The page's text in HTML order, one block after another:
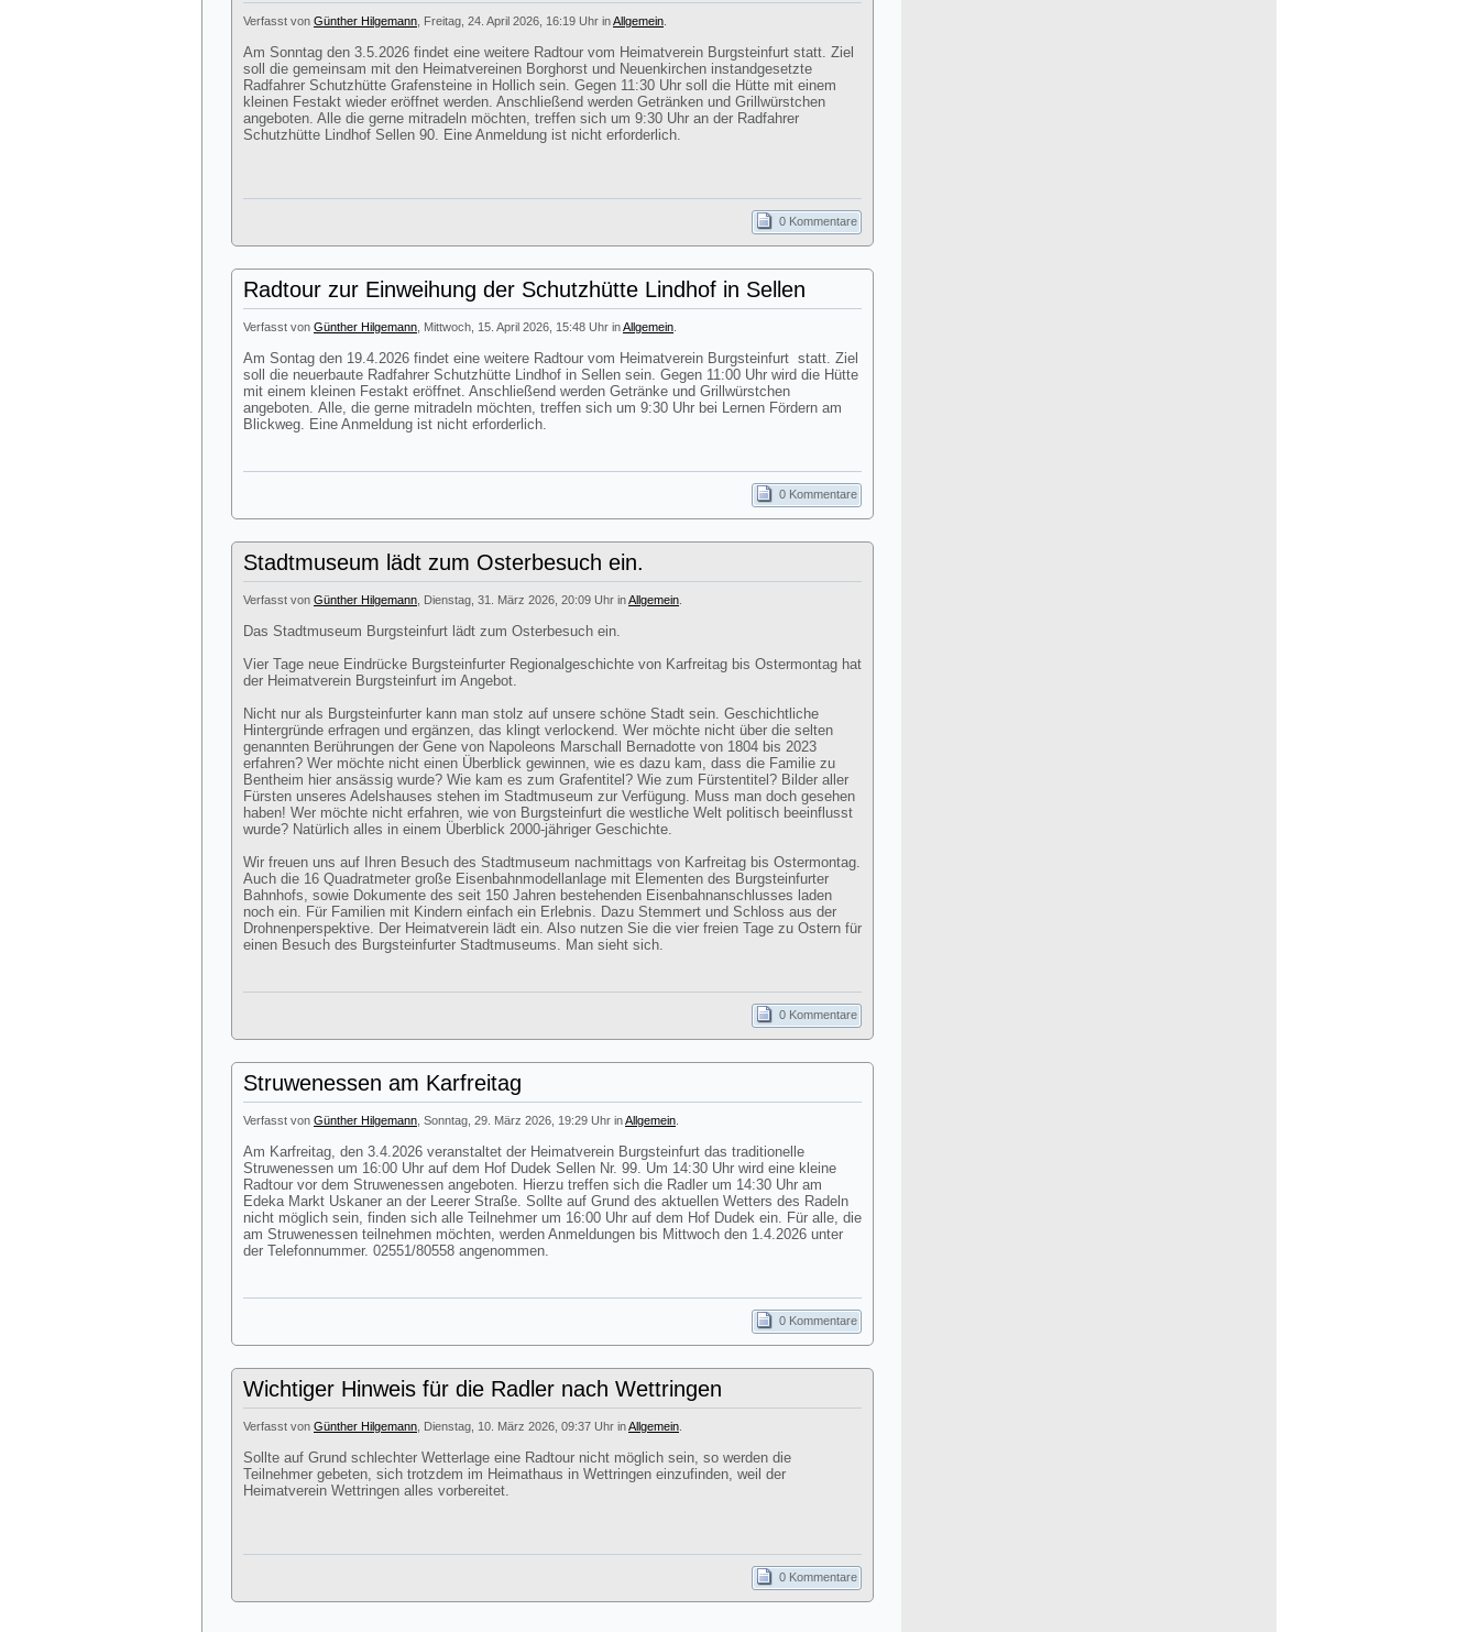
Verfasst von Günther Hilgemann , Freitag, 24. April 2026, 16:19 Uhr inAllgemein
Am Sonntag den 3.5.2026 findet eine weitere Radtour vom Heimatverein Burgsteinfurt statt. Ziel
soll die gemeinsam mit den Heimatvereinen Borghorst und Neuenkirchen instandgesetzte
Radfahrer Schutzhütte Grafensteine in Hollich sein. Gegen 11:30 Uhr soll die Hütte mit einem
kleinen Festakt wieder eröffnet werden. Anschließend werden Getränken und Grillwürstchen
angeboten. Alle die gerne mitradeln möchten, treffen sich um 9:30 Uhr an der Radfahrer
Schutzhütte Lindhof Sellen 90. Eine Anmeldung ist nicht erforderlich.
0 Kommentare
Radtour zur Einweihung der Schutzhütte Lindhof in Sellen
Verfasst von Günther Hilgemann , Mittwoch, 15. April 2026, 15:48 Uhr inAllgemein
Am Sontag den 19.4.2026 findet eine weitere Radtour vom Heimatverein Burgsteinfurt statt. Ziel
soll die neuerbaute Radfahrer Schutzhütte Lindhof in Sellen sein. Gegen 11:00 Uhr wird die Hütte
mit einem kleinen Festakt eröffnet. Anschließend werden Getränke und Grillwürstchen
angeboten. Alle, die gerne mitradeln möchten, treffen sich um 9:30 Uhr bei Lernen Fördern am
Blickweg. Eine Anmeldung ist nicht erforderlich.
0 Kommentare
Stadtmuseum lädt zum Osterbesuch ein.
Verfasst von Günther Hilgemann , Dienstag, 31. März 2026, 20:09 Uhr inAllgemein
Das Stadtmuseum Burgsteinfurt lädt zum Osterbesuch ein.
Vier Tage neue Eindrücke Burgsteinfurter Regionalgeschichte von Karfreitag bis Ostermontag hat
der Heimatverein Burgsteinfurt im Angebot.
Nicht nur als Burgsteinfurter kann man stolz auf unsere schöne Stadt sein. Geschichtliche
Hintergründe erfragen und ergänzen, das klingt verlockend. Wer möchte nicht über die selten
genannten Berührungen der Gene von Napoleons Marschall Bernadotte von 1804 bis 2023
erfahren? Wer möchte nicht einen Überblick gewinnen, wie es dazu kam, dass die Familie zu
Bentheim hier ansässig wurde? Wie kam es zum Grafentitel? Wie zum Fürstentitel? Bilder aller
Fürsten unseres Adelshauses stehen im Stadtmuseum zur Verfügung. Muss man doch gesehen
haben! Wer möchte nicht erfahren, wie von Burgsteinfurt die westliche Welt politisch beeinflusst
wurde? Natürlich alles in einem Überblick 2000-jähriger Geschichte.
Wir freuen uns auf Ihren Besuch des Stadtmuseum nachmittags von Karfreitag bis Ostermontag.
Auch die 16 Quadratmeter große Eisenbahnmodellanlage mit Elementen des Burgsteinfurter
Bahnhofs, sowie Dokumente des seit 150 Jahren bestehenden Eisenbahnanschlusses laden
noch ein. Für Familien mit Kindern einfach ein Erlebnis. Dazu Stemmert und Schloss aus der
Drohnenperspektive. Der Heimatverein lädt ein. Also nutzen Sie die vier freien Tage zu Ostern für
einen Besuch des Burgsteinfurter Stadtmuseums. Man sieht sich.
0 Kommentare
Struwenessen am Karfreitag
Verfasst von Günther Hilgemann , Sonntag, 29. März 2026, 19:29 Uhr inAllgemein
Am Karfreitag, den 3.4.2026 veranstaltet der Heimatverein Burgsteinfurt das traditionelle
Struwenessen um 16:00 Uhr auf dem Hof Dudek Sellen Nr. 99. Um 14:30 Uhr wird eine kleine
Radtour vor dem Struwenessen angeboten. Hierzu treffen sich die Radler um 14:30 Uhr am
Edeka Markt Uskaner an der Leerer Straße. Sollte auf Grund des aktuellen Wetters des Radeln
nicht möglich sein, finden sich alle Teilnehmer um 16:00 Uhr auf dem Hof Dudek ein. Für alle, die
am Struwenessen teilnehmen möchten, werden Anmeldungen bis Mittwoch den 1.4.2026 unter
der Telefonnummer. 02551/80558 angenommen.
0 Kommentare
Wichtiger Hinweis für die Radler nach Wettringen
Verfasst von Günther Hilgemann , Dienstag, 10. März 2026, 09:37 Uhr inAllgemein
Sollte auf Grund schlechter Wetterlage eine Radtour nicht möglich sein, so werden die
Teilnehmer gebeten, sich trotzdem im Heimathaus in Wettringen einzufinden, weil der
Heimatverein Wettringen alles vorbereitet.
0 Kommentare